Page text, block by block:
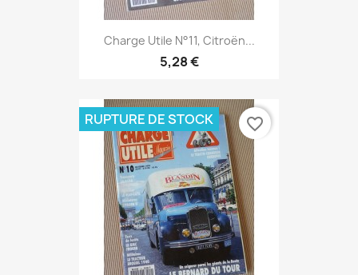
Charge Utile N°11, Citroën...
5,28 €
RUPTURE DE STOCK favorite_border